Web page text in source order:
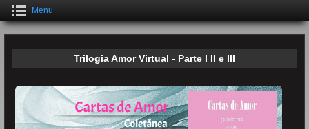
Menu
Trilogia Amor Virtual - Parte I II e III